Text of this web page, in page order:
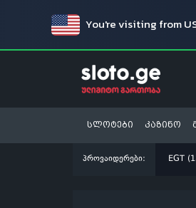
You're visiting from
სლოტები კაზინო
პროვაიდერები: EGT